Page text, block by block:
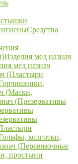
Средства
Изделия мед назнач
мед назнач
(Пластыри
(Маски,
(Презервативы
колготки,
(Перевязочные
простыни